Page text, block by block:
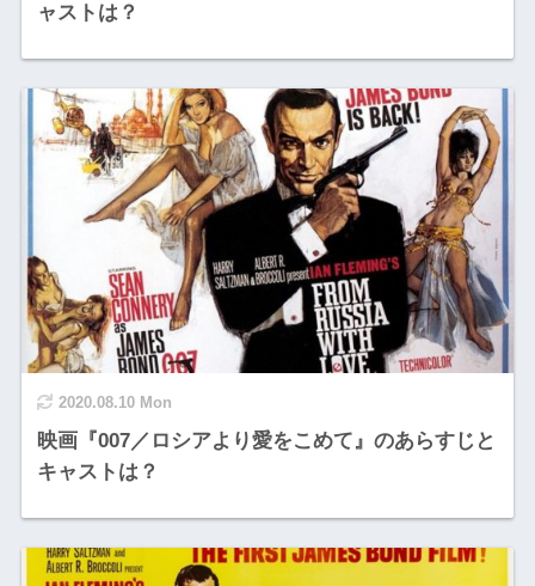
ャストは？
2020.08.10 Mon
映画『007／ロシアより愛をこめて』のあらすじと
キャストは？